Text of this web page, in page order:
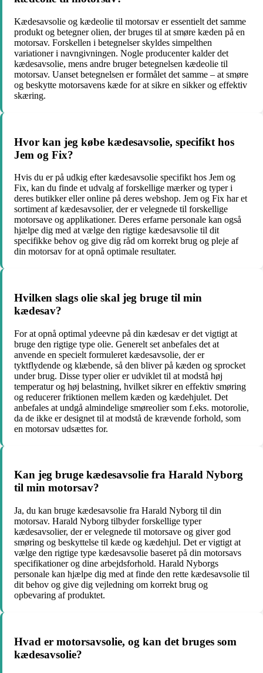
Kædesavsolie og kædeolie til motorsav er essentielt det samme
produkt og betegner olien, der bruges til at smøre kæden på en
motorsav. Forskellen i betegnelser skyldes simpelthen
variationer i navngivningen. Nogle producenter kalder det
kædesavsolie, mens andre bruger betegnelsen kædeolie til
motorsav. Uanset betegnelsen er formålet det samme – at smøre
og beskytte motorsavens kæde for at sikre en sikker og effektiv
skæring.
Hvor kan jeg købe kædesavsolie, specifikt hos
Jem og Fix?
Hvis du er på udkig efter kædesavsolie specifikt hos Jem og
Fix, kan du finde et udvalg af forskellige mærker og typer i
deres butikker eller online på deres webshop. Jem og Fix har et
sortiment af kædesavsolier, der er velegnede til forskellige
motorsave og applikationer. Deres erfarne personale kan også
hjælpe dig med at vælge den rigtige kædesavsolie til dit
specifikke behov og give dig råd om korrekt brug og pleje af
din motorsav for at opnå optimale resultater.
Hvilken slags olie skal jeg bruge til min
kædesav?
For at opnå optimal ydeevne på din kædesav er det vigtigt at
bruge den rigtige type olie. Generelt set anbefales det at
anvende en specielt formuleret kædesavsolie, der er
tyktflydende og klæbende, så den bliver på kæden og sprocket
under brug. Disse typer olier er udviklet til at modstå høj
temperatur og høj belastning, hvilket sikrer en effektiv smøring
og reducerer friktionen mellem kæden og kædehjulet. Det
anbefales at undgå almindelige smøreolier som f.eks. motorolie,
da de ikke er designet til at modstå de krævende forhold, som
en motorsav udsættes for.
Kan jeg bruge kædesavsolie fra Harald Nyborg
til min motorsav?
Ja, du kan bruge kædesavsolie fra Harald Nyborg til din
motorsav. Harald Nyborg tilbyder forskellige typer
kædesavsolier, der er velegnede til motorsave og giver god
smøring og beskyttelse til kæde og kædehjul. Det er vigtigt at
vælge den rigtige type kædesavsolie baseret på din motorsavs
specifikationer og dine arbejdsforhold. Harald Nyborgs
personale kan hjælpe dig med at finde den rette kædesavsolie til
dit behov og give dig vejledning om korrekt brug og
opbevaring af produktet.
Hvad er motorsavsolie, og kan det bruges som
kædesavsolie?